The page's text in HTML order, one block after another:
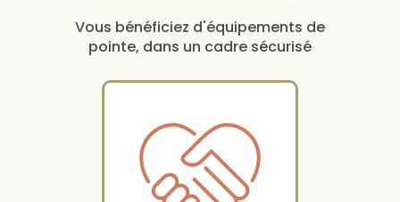
Vous bénéficiez d'équipements de
pointe, dans un cadre sécurisé